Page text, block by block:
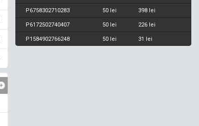
P6758302710283 50 lei 398 lei
P6172502740407 50 lei 226 lei
P1584902766248 50 lei 31 lei